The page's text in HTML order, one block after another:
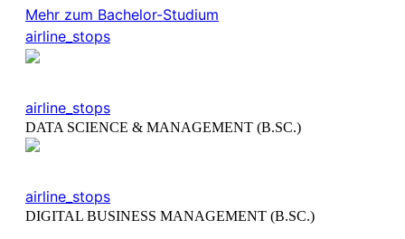
Mehr zum Bachelor-Studium
airline_stops
airline_stops
DATA SCIENCE & MANAGEMENT (B.SC.)
airline_stops
DIGITAL BUSINESS MANAGEMENT (B.SC.)